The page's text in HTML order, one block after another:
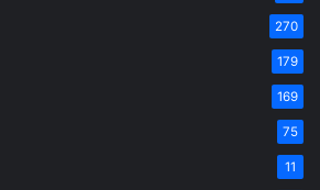
270
179
169
75
11